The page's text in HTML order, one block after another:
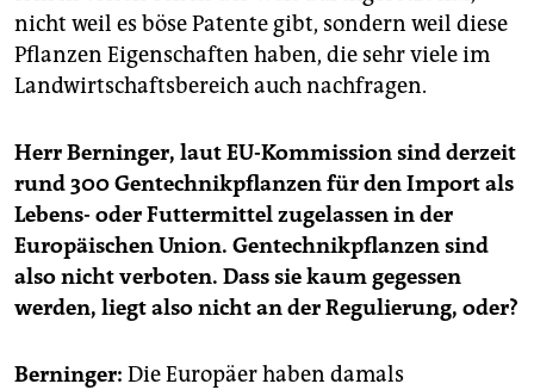
nicht weil es böse Patente gibt, sondern weil diese
Pflanzen Eigenschaften haben, die sehr viele im
Landwirtschaftsbereich auch nachfragen.
Herr Berninger, laut EU-Kommission sind derzeit
rund 300 Gentechnikpflanzen für den Import als
Lebens- oder Futtermittel zugelassen in der
Europäischen Union. Gentechnikpflanzen sind
also nicht verboten. Dass sie kaum gegessen
werden, liegt also nicht an der Regulierung, oder?
Berninger: Die Europäer haben damals